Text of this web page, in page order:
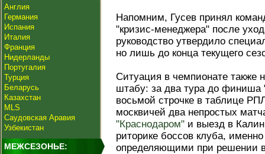
Англия
Германия
Испания
Италия
Франция
Нидерланды
Португалия
Турция
Беларусь
Казахстан
MLS
Саудовская Аравия
Узбекистан
МЕЖСЕЗОНЬЕ:
Напомним, Гусев принял
"кризис-менеджера" после
руководство утвердило
но лишь до конца текущего
Ситуация в чемпионате также
штабу: за два тура до финиша
восьмой строчке в таблице
москвичей два непростых
"Краснодаром" и выезд в
риторике боссов клуба,
определяющими при решении